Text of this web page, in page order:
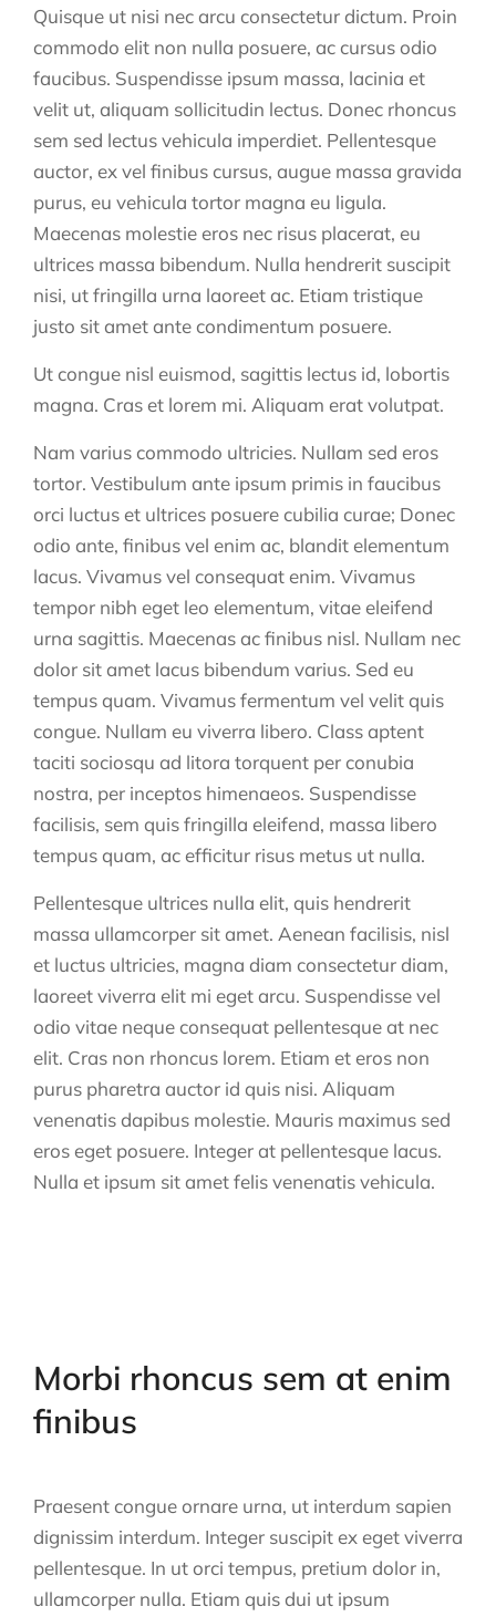
Quisque ut nisi nec arcu consectetur dictum. Proin
commodo elit non nulla posuere, ac cursus odio
faucibus. Suspendisse ipsum massa, lacinia et
velit ut, aliquam sollicitudin lectus. Donec rhoncus
sem sed lectus vehicula imperdiet. Pellentesque
auctor, ex vel finibus cursus, augue massa gravida
purus, eu vehicula tortor magna eu ligula.
Maecenas molestie eros nec risus placerat, eu
ultrices massa bibendum. Nulla hendrerit suscipit
nisi, ut fringilla urna laoreet ac. Etiam tristique
justo sit amet ante condimentum posuere.
Ut congue nisl euismod, sagittis lectus id, lobortis
magna. Cras et lorem mi. Aliquam erat volutpat.
Nam varius commodo ultricies. Nullam sed eros
tortor. Vestibulum ante ipsum primis in faucibus
orci luctus et ultrices posuere cubilia curae; Donec
odio ante, finibus vel enim ac, blandit elementum
lacus. Vivamus vel consequat enim. Vivamus
tempor nibh eget leo elementum, vitae eleifend
urna sagittis. Maecenas ac finibus nisl. Nullam nec
dolor sit amet lacus bibendum varius. Sed eu
tempus quam. Vivamus fermentum vel velit quis
congue. Nullam eu viverra libero. Class aptent
taciti sociosqu ad litora torquent per conubia
nostra, per inceptos himenaeos. Suspendisse
facilisis, sem quis fringilla eleifend, massa libero
tempus quam, ac efficitur risus metus ut nulla.
Pellentesque ultrices nulla elit, quis hendrerit
massa ullamcorper sit amet. Aenean facilisis, nisl
et luctus ultricies, magna diam consectetur diam,
laoreet viverra elit mi eget arcu. Suspendisse vel
odio vitae neque consequat pellentesque at nec
elit. Cras non rhoncus lorem. Etiam et eros non
purus pharetra auctor id quis nisi. Aliquam
venenatis dapibus molestie. Mauris maximus sed
eros eget posuere. Integer at pellentesque lacus.
Nulla et ipsum sit amet felis venenatis vehicula.
Morbi rhoncus sem at enim
finibus
Praesent congue ornare urna, ut interdum sapien
dignissim interdum. Integer suscipit ex eget viverra
pellentesque. In ut orci tempus, pretium dolor in,
ullamcorper nulla. Etiam quis dui ut ipsum